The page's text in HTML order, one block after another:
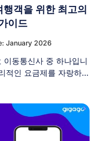
객을 위한 최고의
이드
January 2026
동통신사 중 하나입니
적인 요금제를 자랑하는